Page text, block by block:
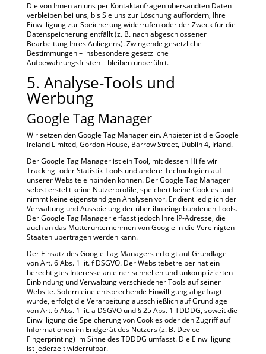
Die von Ihnen an uns per Kontaktanfragen übersandten Daten
verbleiben bei uns, bis Sie uns zur Löschung auffordern, Ihre
Einwilligung zur Speicherung widerrufen oder der Zweck für die
Datenspeicherung entfällt (z. B. nach abgeschlossener
Bearbeitung Ihres Anliegens). Zwingende gesetzliche
Bestimmungen – insbesondere gesetzliche
Aufbewahrungsfristen – bleiben unberührt.
5. Analyse-Tools und
Werbung
Google Tag Manager
Wir setzen den Google Tag Manager ein. Anbieter ist die Google
Ireland Limited, Gordon House, Barrow Street, Dublin 4, Irland.
Der Google Tag Manager ist ein Tool, mit dessen Hilfe wir
Tracking- oder Statistik-Tools und andere Technologien auf
unserer Website einbinden können. Der Google Tag Manager
selbst erstellt keine Nutzerprofile, speichert keine Cookies und
nimmt keine eigenständigen Analysen vor. Er dient lediglich der
Verwaltung und Ausspielung der über ihn eingebundenen Tools.
Der Google Tag Manager erfasst jedoch Ihre IP-Adresse, die
auch an das Mutterunternehmen von Google in die Vereinigten
Staaten übertragen werden kann.
Der Einsatz des Google Tag Managers erfolgt auf Grundlage
von Art. 6 Abs. 1 lit. f DSGVO. Der Websitebetreiber hat ein
berechtigtes Interesse an einer schnellen und unkomplizierten
Einbindung und Verwaltung verschiedener Tools auf seiner
Website. Sofern eine entsprechende Einwilligung abgefragt
wurde, erfolgt die Verarbeitung ausschließlich auf Grundlage
von Art. 6 Abs. 1 lit. a DSGVO und § 25 Abs. 1 TDDDG, soweit die
Einwilligung die Speicherung von Cookies oder den Zugriff auf
Informationen im Endgerät des Nutzers (z. B. Device-
Fingerprinting) im Sinne des TDDDG umfasst. Die Einwilligung
ist jederzeit widerrufbar.